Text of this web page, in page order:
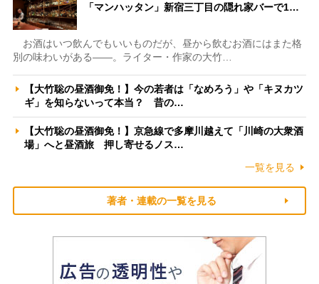
「マンハッタン」新宿三丁目の隠れ家バーで1…
お酒はいつ飲んでもいいものだが、昼から飲むお酒にはまた格
別の味わいがある――。ライター・作家の大竹…
【大竹聡の昼酒御免！】今の若者は「なめろう」や「キヌカツ
ギ」を知らないって本当？ 昔の…
【大竹聡の昼酒御免！】京急線で多摩川越えて「川崎の大衆酒
場」へと昼酒旅 押し寄せるノス…
一覧を見る
著者・連載の一覧を見る